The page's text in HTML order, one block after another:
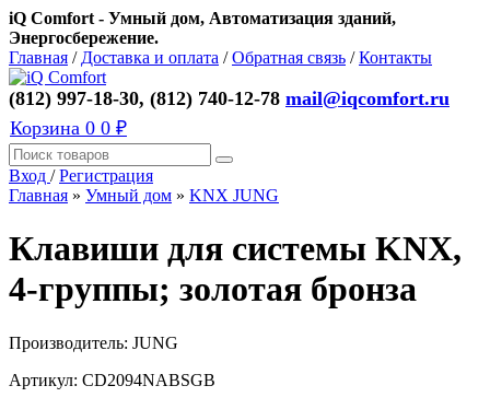
iQ Comfort - Умный дом, Автоматизация зданий,
Энергосбережение.
Главная / Доставка и оплата /Обратная связь /Контакты
(812) 997-18-30, (812) 740-12-78 mail@iqcomfort.ru
Корзина 0 0 ₽
Вход /Регистрация
Главная » Умный дом » KNX JUNG
Клавиши для системы KNX,
4-группы; золотая бронза
Производитель: JUNG
Артикул: CD2094NABSGB